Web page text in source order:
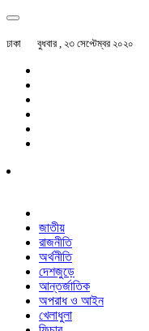
ঢাকা বুধবার , ২৩ সেপ্টেম্বর ২০২০
জাতীয়
রাজনীতি
অর্থনীতি
দেশজুড়ে
আন্তর্জাতিক
অপরাধ ও আইন
খেলাধুলা